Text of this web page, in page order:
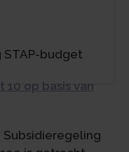
budget
op basis van
Subsidieregeling